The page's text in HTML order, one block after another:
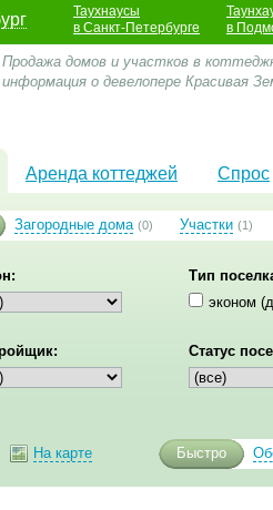
Таухнаусы
в Санкт-Петербурге
в
Продажа домов и участков в
информация о девелопере Красивая
Аренда коттеджей Спрос
Загородные дома (0) Участки (1)
Тип
эконом
Статус
На карте Быстро